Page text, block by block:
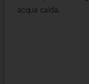
acqua calda.